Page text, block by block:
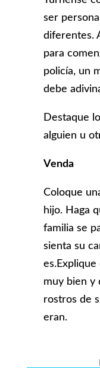
ser
diferentes.
para
policía, un
debe
Destaque
alguien u
Venda
Coloque
hijo. Haga
familia se
sienta su
muy bien y
rostros de
eran.